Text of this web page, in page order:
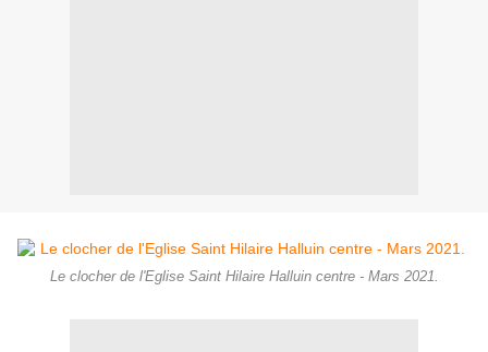
Le clocher de l'Eglise Saint Hilaire Halluin centre - Mars 2021.